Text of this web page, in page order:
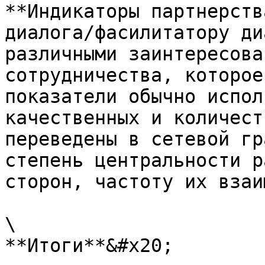
**Индикаторы
диалога/фасилитатору
различными
сотрудничества,
показатели обычно
качественных и
переведены в сетевой
степень центральности
сторон, частоту их
\
**Итоги**&#x20;